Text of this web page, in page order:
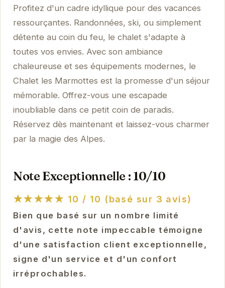
Profitez d'un cadre idyllique pour des vacances
ressourçantes. Randonnées, ski, ou simplement
détente au coin du feu, le chalet s'adapte à
toutes vos envies. Avec son ambiance
chaleureuse et ses équipements modernes, le
Chalet les Marmottes est la promesse d'un séjour
mémorable. Offrez-vous une escapade
inoubliable dans ce petit coin de paradis.
Réservez dès maintenant et laissez-vous charmer
par la magie des Alpes.
Note Exceptionnelle : 10/10
★★★★★ 10 / 10 (basé sur 3 avis)
Bien que basé sur un nombre limité
d'avis, cette note impeccable témoigne
d'une satisfaction client exceptionnelle,
signe d'un service et d'un confort
irréprochables.